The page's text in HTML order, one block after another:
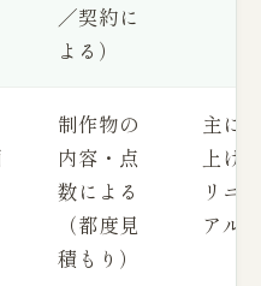
／契約に
よる）
制作物の
内容・点
数による
（都度見
積もり）
主に
上げ
リニ
アル